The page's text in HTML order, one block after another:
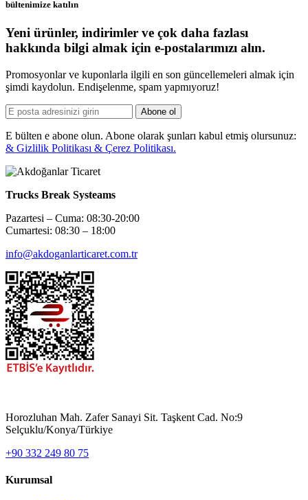
bültenimize katılın
Yeni ürünler, indirimler ve çok daha fazlası
hakkında bilgi almak için e-postalarımızı alın.
Promosyonlar ve kuponlarla ilgili en son güncellemeleri almak için
şimdi kaydolun. Endişelenme, spam yapmıyoruz!
Abone ol
E bülten e abone olun. Abone olarak şunları kabul etmiş olursunuz:
& Gizlilik Politikası & Çerez Politikası.
Trucks Break Systeams
Pazartesi – Cuma: 08:30-20:00
Cumartesi: 08:30 – 18:00
info@akdoganlarticaret.com.tr
Horozluhan Mah. Zafer Sanayi Sit. Taşkent Cad. No:9
Selçuklu/Konya/Türkiye
+90 332 249 80 75
Kurumsal